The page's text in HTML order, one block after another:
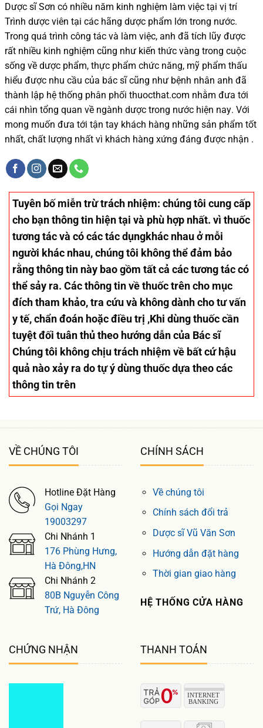
Dược sĩSơn có nhiều năm kinh nghiệm làm việc tại vị trí
Trình dược viên tại các hãng dược phẩm lớn trong nước.
Trong quá trình công tác và làm việc, anh đã tích lũy được
rất nhiều kinh nghiệm cũng như kiến thức vàng trong cuộc
sống về dược phẩm, thực phẩm chức năng, mỹ phẩm thấu
hiểu được nhu cầu của bác sĩcũng như bệnh nhân anh đã
thành lập hệ thống phân phối thuocthat.com nhằm đưa tới
cái nhìn tổng quan về ngành dược trong nước hiện nay. Với
mong muốn đưa tới tận tay khách hàng những sản phẩm tốt
nhất, chất lượng nhất vì khách hàng xứng đáng được nhận .
Tuyên bố miễn trừ trách nhiệm: chúng tôi cung cấp
cho bạn thông tin hiện tại và phù hợp nhất. vì thuốc
tương tác và có các tác dụngkhác nhau ở mỗi
người khác nhau, chúng tôi không thể đảm bảo
rằng thông tin này bao gồm tất cả các tương tác có
thể sảy ra. Các thông tin về thuốc trên cho mục
đích tham khảo, tra cứu và không dành cho tư vấn
y tế, chẩn đoán hoặc điều trị ,Khi dùng thuốc cần
tuyệt đối tuân thủ theo hướng dẫn của Bác sĩ
Chúng tôi không chịu trách nhiệm về bất cứ hậu
quả nào xảy ra do tự ý dùng thuốc dựa theo các
thông tin trên
VỀ CHÚNG TÔI
Hotline Đặt Hàng
Gọi Ngay
19003297
Chi Nhánh 1
176 Phùng Hưng,
Hà Đông,HN
Chi Nhánh 2
80B Nguyễn Công
Trứ, Hà Đông
CHÍNH SÁCH
Về chúng tôi
Chính sách đổi trả
Dược sĩ Vũ Văn Sơn
Hướng dẫn đặt hàng
Thời gian giao hàng
HỆ THỐNG CỬA HÀNG
CHỨNG NHẬN THANH TOÁN